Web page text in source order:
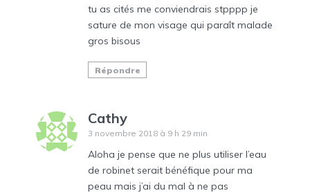
tu as cités me conviendrais stpppp je
sature de mon visage qui paraît malade
gros bisous
Répondre
Cathy
3 novembre 2018 à 9 h 29 min
Aloha je pense que ne plus utiliser l’eau
de robinet serait bénéfique pour ma
peau mais j’ai du mal à ne pas